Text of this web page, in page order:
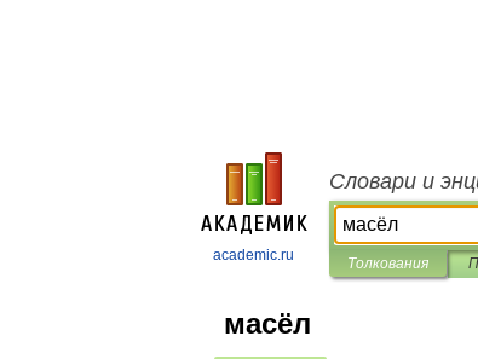
academic.ru
Словари и
Толкования
масёл